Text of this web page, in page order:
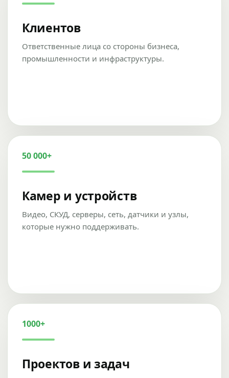
Клиентов
Ответственные лица со стороны бизнеса,
промышленности и инфраструктуры.
50 000+
Камер и устройств
Видео, СКУД, серверы, сеть, датчики и узлы,
которые нужно поддерживать.
1000+
Проектов и задач